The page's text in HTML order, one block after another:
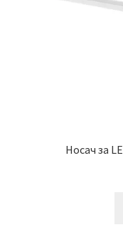
Носач за